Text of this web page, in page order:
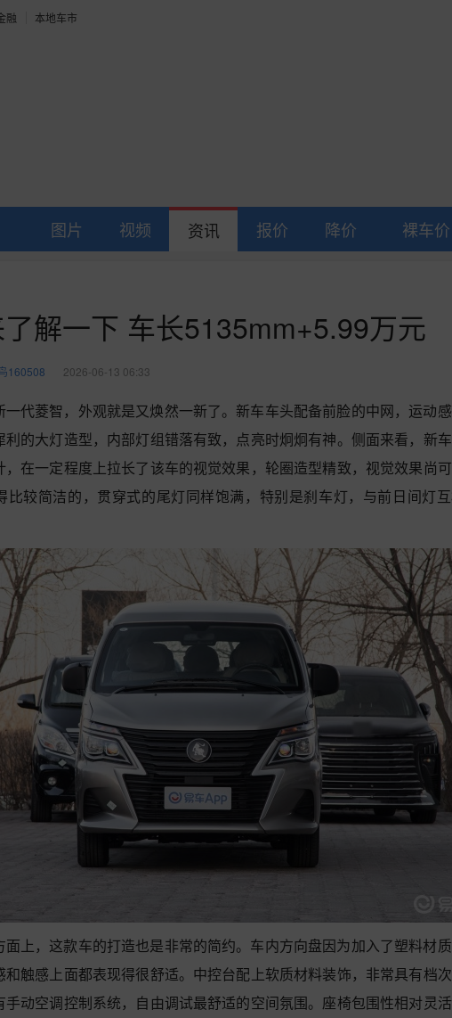
融 本地车市
图片 视频 资讯 报价 降价 裸车价
解一下 车长5135mm+5.99万元
160508 2026-06-13 06:33
一代菱智，外观就是又焕然一新了。新车车头配备前脸的中网，运动
利的大灯造型，内部灯组错落有致，点亮时炯炯有神。侧面来看，新
，在一定程度上拉长了该车的视觉效果，轮圈造型精致，视觉效果尚
比较简洁的，贯穿式的尾灯同样饱满，特别是刹车灯，与前日间灯
面上，这款车的打造也是非常的简约。车内方向盘因为加入了塑料材
和触感上面都表现得很舒适。中控台配上软质材料装饰，非常具有档次
手动空调控制系统，自由调试最舒适的空间氛围。座椅包围性相对灵